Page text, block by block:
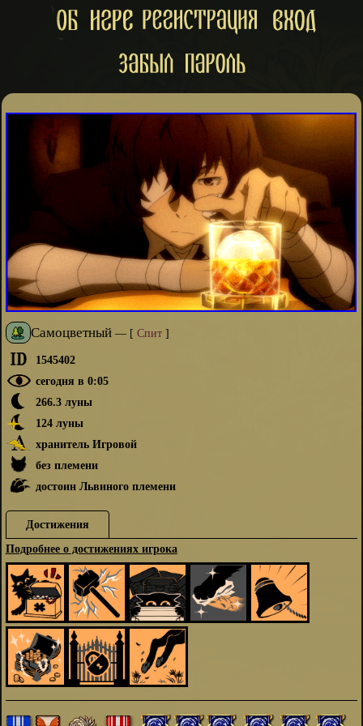
Самоцветный— [ Спит]
1545402
сегодня в 0:05
266.3 луны
124 луны
хранитель Игровой
без племени
достоин Львиного племени
Достижения
Подробнее о достижениях игрока